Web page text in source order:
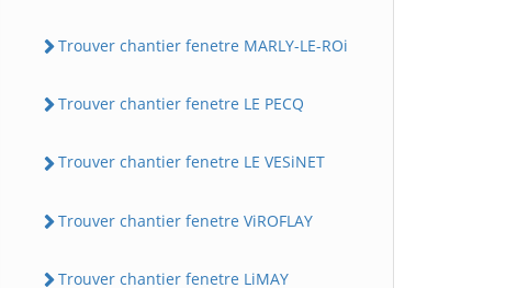
Trouver chantier fenetre MARLY-LE-ROi
Trouver chantier fenetre LE PECQ
Trouver chantier fenetre LE VESiNET
Trouver chantier fenetre ViROFLAY
Trouver chantier fenetre LiMAY